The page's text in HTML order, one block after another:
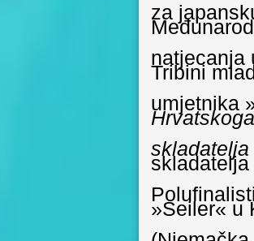
za
natjecanja
Tribini
umjetnika
skladatelja
P
»Seiler« u